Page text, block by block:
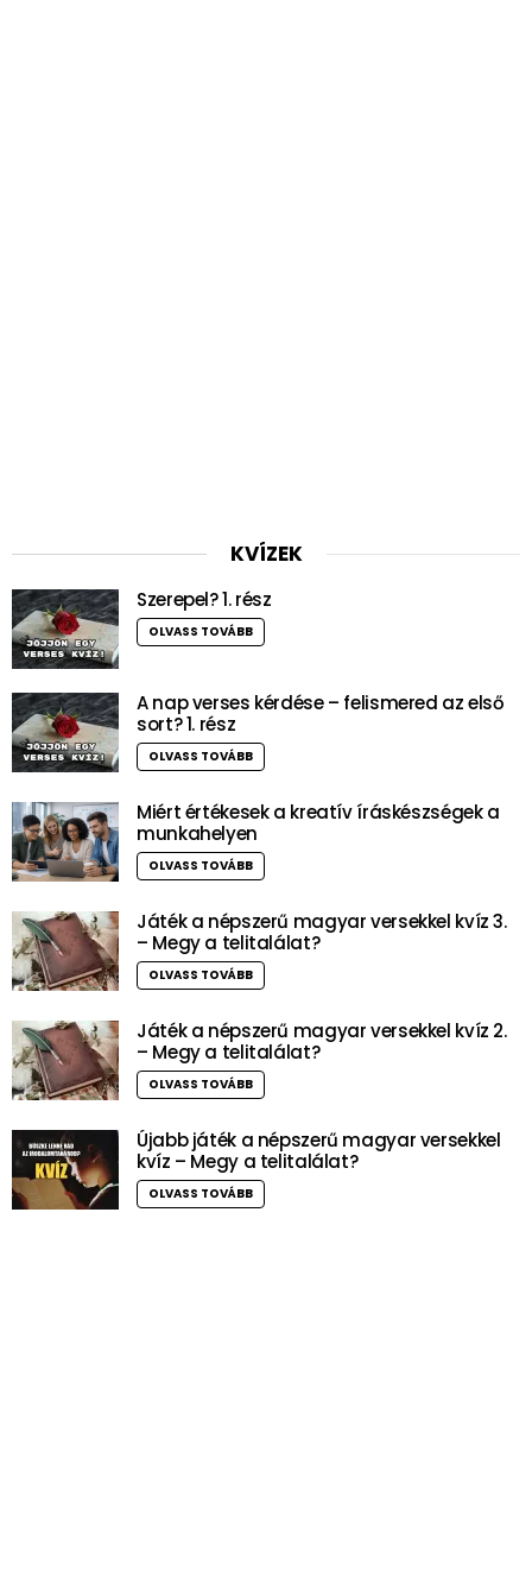
KVÍZEK
Szerepel? 1. rész
OLVASS TOVÁBB
A nap verses kérdése – felismered az első
sort? 1. rész
OLVASS TOVÁBB
Miért értékesek a kreatív íráskészségek a
munkahelyen
OLVASS TOVÁBB
Játék a népszerű magyar versekkel kvíz 3.
– Megy a telitalálat?
OLVASS TOVÁBB
Játék a népszerű magyar versekkel kvíz 2.
– Megy a telitalálat?
OLVASS TOVÁBB
Újabb játék a népszerű magyar versekkel
kvíz – Megy a telitalálat?
OLVASS TOVÁBB